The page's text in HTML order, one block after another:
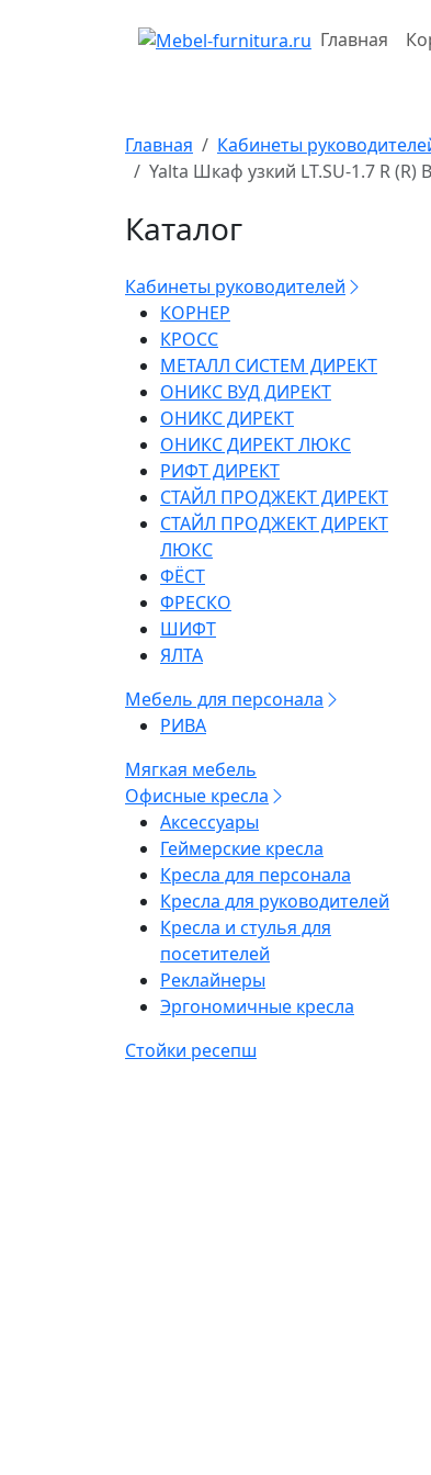
Главная
Главная Кабинеты
Yalta Шкаф узкий LT.SU-1.7 R
Каталог
Кабинеты руководителей
КОРНЕР
КРОСС
МЕТАЛЛ СИСТЕМ ДИРЕКТ
ОНИКС ВУД ДИРЕКТ
ОНИКС ДИРЕКТ
ОНИКС ДИРЕКТ ЛЮКС
РИФТ ДИРЕКТ
СТАЙЛ ПРОДЖЕКТ ДИРЕКТ
СТАЙЛ ПРОДЖЕКТ ДИРЕКТ
ЛЮКС
ФЁСТ
ФРЕСКО
ШИФТ
ЯЛТА
Мебель для персонала
РИВА
Мягкая мебель
Офисные кресла
Аксессуары
Геймерские кресла
Кресла для персонала
Кресла для руководителей
Кресла и стулья для
посетителей
Реклайнеры
Эргономичные кресла
Стойки ресепш